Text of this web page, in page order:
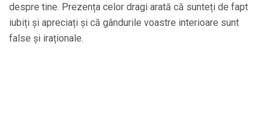
despre tine. Prezența celor dragi arată că sunteți de fapt
iubiți și apreciați și că gândurile voastre interioare sunt
false și iraționale.